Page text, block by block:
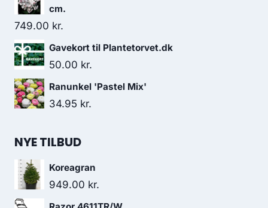
cm.
749.00 kr.
Gavekort til Plantetorvet.dk
50.00 kr.
Ranunkel 'Pastel Mix'
34.95 kr.
NYE TILBUD
Koreagran
949.00 kr.